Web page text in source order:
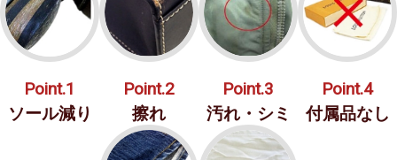
Point.1
ソール減り
Point.2
擦れ
Point.3
汚れ・シミ
Point.4
付属品なし